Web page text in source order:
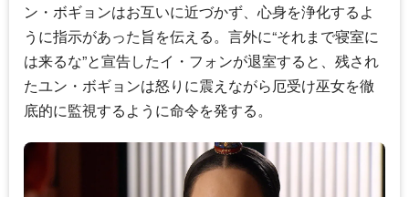
ン・ボギョンはお互いに近づかず、心身を浄化するよ
うに指示があった旨を伝える。言外に“それまで寝室に
は来るな”と宣告したイ・フォンが退室すると、残され
たユン・ボギョンは怒りに震えながら厄受け巫女を徹
底的に監視するように命令を発する。